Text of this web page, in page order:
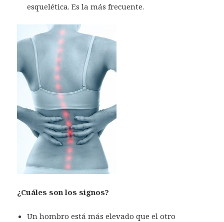
esquelética. Es la más frecuente.
¿Cuáles son los signos?
Un hombro está más elevado que el otro